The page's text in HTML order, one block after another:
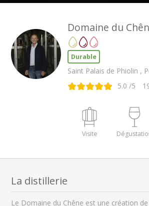
Domaine du
Durable
Saint Palais de Phiolin ,
5.0 /5
Visite
La distillerie
Le Domaine du Chêne est une création